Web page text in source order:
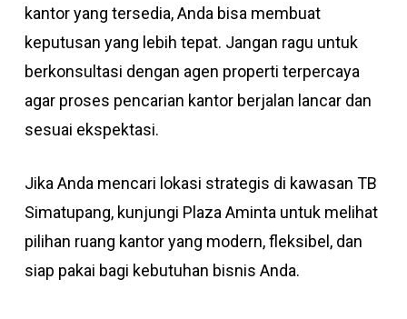
kantor yang tersedia, Anda bisa membuat
keputusan yang lebih tepat. Jangan ragu untuk
berkonsultasi dengan agen properti terpercaya
agar proses pencarian kantor berjalan lancar dan
sesuai ekspektasi.
Jika Anda mencari lokasi strategis di kawasan TB
Simatupang, kunjungi Plaza Aminta untuk melihat
pilihan ruang kantor yang modern, fleksibel, dan
siap pakai bagi kebutuhan bisnis Anda.